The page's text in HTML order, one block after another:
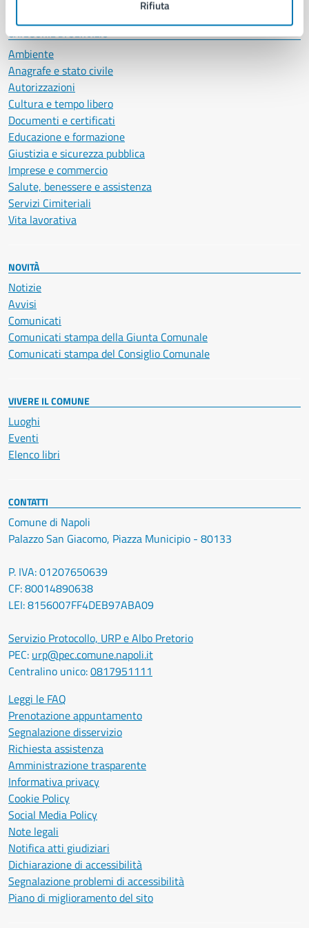
Rifiuta
CATEGORIE DI SERVIZIO
Ambiente
Anagrafe e stato civile
Autorizzazioni
Cultura e tempo libero
Documenti e certificati
Educazione e formazione
Giustizia e sicurezza pubblica
Imprese e commercio
Salute, benessere e assistenza
Servizi Cimiteriali
Vita lavorativa
NOVITÀ
Notizie
Avvisi
Comunicati
Comunicati stampa della Giunta Comunale
Comunicati stampa del Consiglio Comunale
VIVERE IL COMUNE
Luoghi
Eventi
Elenco libri
CONTATTI
Comune di Napoli
Palazzo San Giacomo, Piazza Municipio - 80133
P. IVA: 01207650639
CF: 80014890638
LEI: 8156007FF4DEB97ABA09
Servizio Protocollo, URP e Albo Pretorio
PEC: urp@pec.comune.napoli.it
Centralino unico:0817951111
Leggi le FAQ
Prenotazione appuntamento
Segnalazione disservizio
Richiesta assistenza
Amministrazione trasparente
Informativa privacy
Cookie Policy
Social Media Policy
Note legali
Notifica atti giudiziari
Dichiarazione di accessibilità
Segnalazione problemi di accessibilità
Piano di miglioramento del sito